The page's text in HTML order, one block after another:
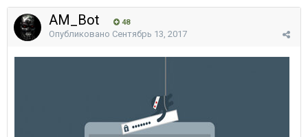
AM_Bot 48
Опубликовано Сентябрь 13, 2017